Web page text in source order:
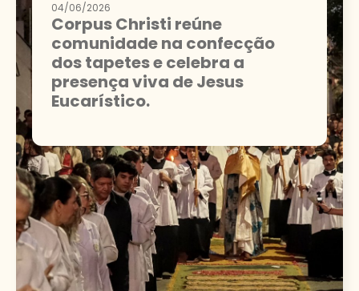
04/06/2026
Corpus Christi reúne
comunidade na confecção
dos tapetes e celebra a
presença viva de Jesus
Eucarístico.